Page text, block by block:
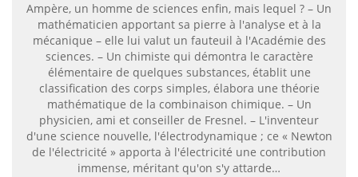
Ampère, un homme de sciences enfin, mais lequel ? – Un
mathématicien apportant sa pierre à l'analyse et à la
mécanique – elle lui valut un fauteuil à l'Académie des
sciences. – Un chimiste qui démontra le caractère
élémentaire de quelques substances, établit une
classification des corps simples, élabora une théorie
mathématique de la combinaison chimique. – Un
physicien, ami et conseiller de Fresnel. – L'inventeur
d'une science nouvelle, l'électrodynamique ; ce « Newton
de l'électricité » apporta à l'électricité une contribution
immense, méritant qu'on s'y attarde…